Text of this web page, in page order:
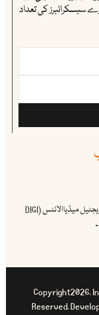
سبسکرائبرز کی تعداد
آئی بی سی ( انڈس براڈ کاسٹ اینڈ کیمونیکیشن ) ڈیجٹیل میڈیاالائنس (DIGI
Copyright2026.
Reserved.